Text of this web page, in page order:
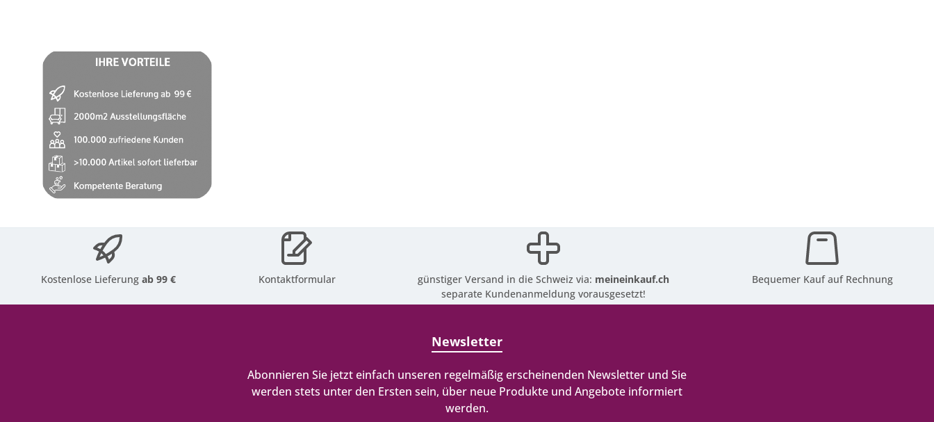
Kostenlose Lieferungab 99 € Kontaktformular günstiger Versand in die Schweiz via: meineinkauf.ch
separate Kundenanmeldung vorausgesetzt!
Bequemer Kauf auf Rechnung
Newsletter
Abonnieren Sie jetzt einfach unseren regelmäßig erscheinenden Newsletter und Sie
werden stets unter den Ersten sein, über neue Produkte und Angebote informiert
werden.